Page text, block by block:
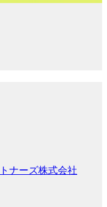
ナーズ株式会社